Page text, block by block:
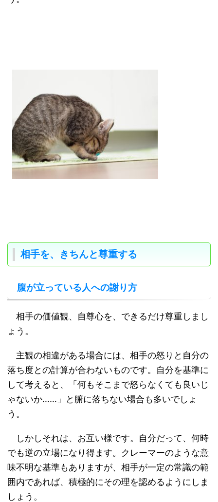
相手を、きちんと尊重する
腹が立っている人への謝り方
相手の価値観、自尊心を、できるだけ尊重しまし
ょう。
主観の相違がある場合には、相手の怒りと自分の
落ち度との計算が合わないものです。自分を基準に
して考えると、「何もそこまで怒らなくても良いじ
ゃないか……」と腑に落ちない場合も多いでしょ
う。
しかしそれは、お互い様です。自分だって、何時
でも逆の立場になり得ます。クレーマーのような意
味不明な基準もありますが、相手が一定の常識の範
囲内であれば、積極的にその理を認めるようにしま
しょう。